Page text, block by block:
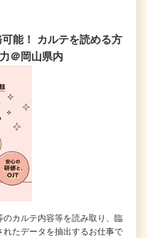
能！ カルテを読める方
＠岡山県内
カルテ内容等を読み取り、臨
たデータを抽出するお仕事で